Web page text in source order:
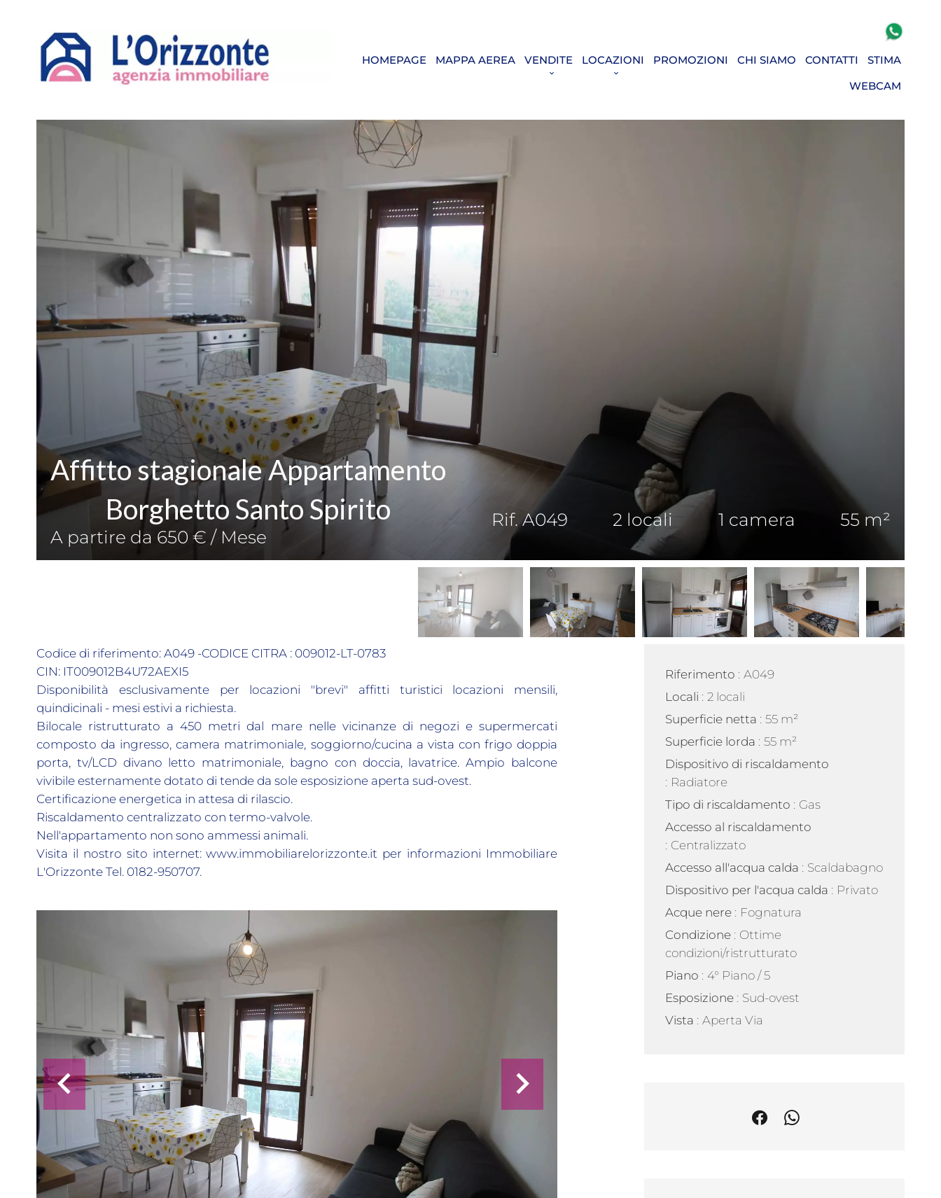
HOMEPAGE MAPPA AEREA VENDITE LOCAZIONI PROMOZIONI CHI SIAMO CONTATTI
STIMA
WEBCAM
Affitto stagionale Appartamento
Borghetto Santo Spirito
Rif. A049 2 locali 1 camera
55 m²
A partire da 650 € / Mese
Codice di riferimento: A049 -CODICE CITRA : 009012-LT-0783
CIN: IT009012B4U72AEXI5
Disponibilità esclusivamente per locazioni "brevi" affitti turistici locazioni mensili,
quindicinali - mesi estivi a richiesta.
Bilocale ristrutturato a 450 metri dal mare nelle vicinanze di negozi e supermercati
composto da ingresso, camera matrimoniale, soggiorno/cucina a vista con frigo doppia
porta, tv/LCD divano letto matrimoniale, bagno con doccia, lavatrice. Ampio balcone
vivibile esternamente dotato di tende da sole esposizione aperta sud-ovest.
Certificazione energetica in attesa di rilascio.
Riscaldamento centralizzato con termo-valvole.
Nell'appartamento non sono ammessi animali.
Visita il nostro sito internet: www.immobiliarelorizzonte.it per informazioni Immobiliare
L'Orizzonte Tel. 0182-950707.
Riferimento
A049
Locali
2 locali
Superficie netta
55 m²
Superficie lorda
55 m²
Dispositivo di riscaldamento
Radiatore
Tipo di riscaldamento
Gas
Accesso al riscaldamento
Centralizzato
Accesso all'acqua calda
Scaldabagno
Dispositivo per l'acqua calda
Privato
Acque nere
Fognatura
Condizione
Ottime
condizioni/ristrutturato
Piano
4° Piano / 5
Esposizione
Sud-ovest
Vista
Aperta Via